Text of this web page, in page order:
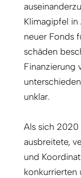
Klimagipfel
neuer Fonds
schäden
Finanzierung
unklar.
Als sich
ausbreitete,
und
konkurrierten